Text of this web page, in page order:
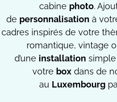
cabine photo.
de personnalisation à
cadres inspirés de votre
romantique, vintage
d’une installation simple
votre boxdans de
au Luxembourg